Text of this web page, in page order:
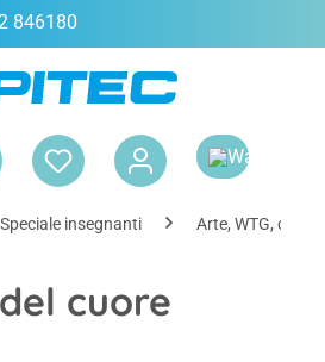
846180
Speciale insegnanti Arte, WTG,
cuore